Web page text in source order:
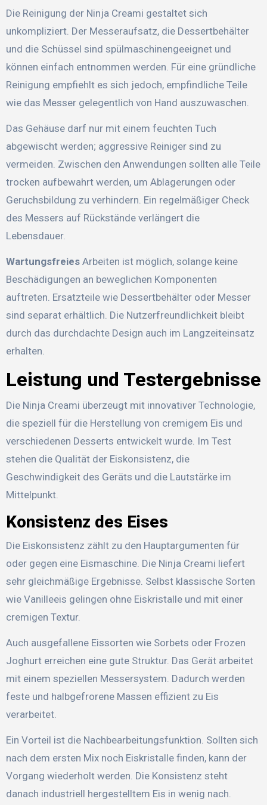
Die Reinigung der Ninja Creami gestaltet sich
unkompliziert. Der Messeraufsatz, die Dessertbehälter
und die Schüssel sind spülmaschinengeeignet und
können einfach entnommen werden. Für eine gründliche
Reinigung empfiehlt es sich jedoch, empfindliche Teile
wie das Messer gelegentlich von Hand auszuwaschen.
Das Gehäuse darf nur mit einem feuchten Tuch
abgewischt werden; aggressive Reiniger sind zu
vermeiden. Zwischen den Anwendungen sollten alle Teile
trocken aufbewahrt werden, um Ablagerungen oder
Geruchsbildung zu verhindern. Ein regelmäßiger Check
des Messers auf Rückstände verlängert die
Lebensdauer.
WartungsfreiesArbeiten ist möglich, solange keine
Beschädigungen an beweglichen Komponenten
auftreten. Ersatzteile wie Dessertbehälter oder Messer
sind separat erhältlich. Die Nutzerfreundlichkeit bleibt
durch das durchdachte Design auch im Langzeiteinsatz
erhalten.
Leistung und Testergebnisse
Die Ninja Creami überzeugt mit innovativer Technologie,
die speziell für die Herstellung von cremigem Eis und
verschiedenen Desserts entwickelt wurde. Im Test
stehen die Qualität der Eiskonsistenz, die
Geschwindigkeit des Geräts und die Lautstärke im
Mittelpunkt.
Konsistenz des Eises
Die Eiskonsistenz zählt zu den Hauptargumenten für
oder gegen eine Eismaschine. Die Ninja Creami liefert
sehr gleichmäßige Ergebnisse. Selbst klassische Sorten
wie Vanilleeis gelingen ohne Eiskristalle und mit einer
cremigen Textur.
Auch ausgefallene Eissorten wie Sorbets oder Frozen
Joghurt erreichen eine gute Struktur. Das Gerät arbeitet
mit einem speziellen Messersystem. Dadurch werden
feste und halbgefrorene Massen effizient zu Eis
verarbeitet.
Ein Vorteil ist die Nachbearbeitungsfunktion. Sollten sich
nach dem ersten Mix noch Eiskristalle finden, kann der
Vorgang wiederholt werden. Die Konsistenz steht
danach industriell hergestelltem Eis in wenig nach.